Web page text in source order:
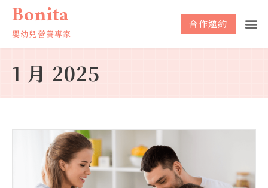
Bonita
嬰幼兒營養專家
合作邀約
1 月 2025